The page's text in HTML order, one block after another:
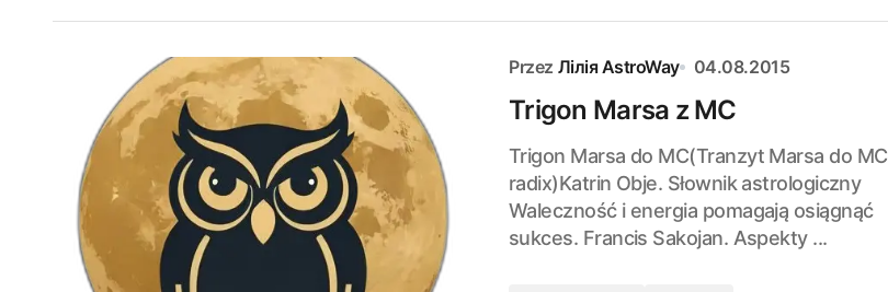
Przez Лілія AstroWay 04.08.2015
Trigon Marsa z MC
Trigon Marsa do MC(Tranzyt Marsa do MC
radix)Katrin Obje. Słownik astrologiczny
Waleczność i energia pomagają osiągnąć
sukces. Francis Sakojan. Aspekty ...